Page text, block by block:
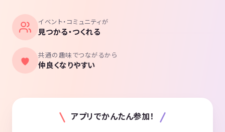
・WiFi完備
・メイクルーム（洗面所）あり
・キッチンあり（使ってOK）
・冷蔵庫あり
・電子レンジ有
・電子タバコOK
『第6回大人のマダミス会NEO』
～オトナの夜の部～
イベント・コミュニティが
見つかる・つくれる
共通の趣味でつながるから
仲良くなりやすい
アプリでかんたん参加！